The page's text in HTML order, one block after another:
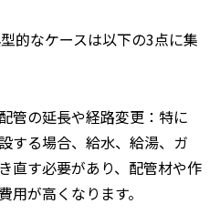
的なケースは以下の3点に集
管の延長や経路変更：特に
する場合、給水、給湯、ガ
直す必要があり、配管材や作
用が高くなります。